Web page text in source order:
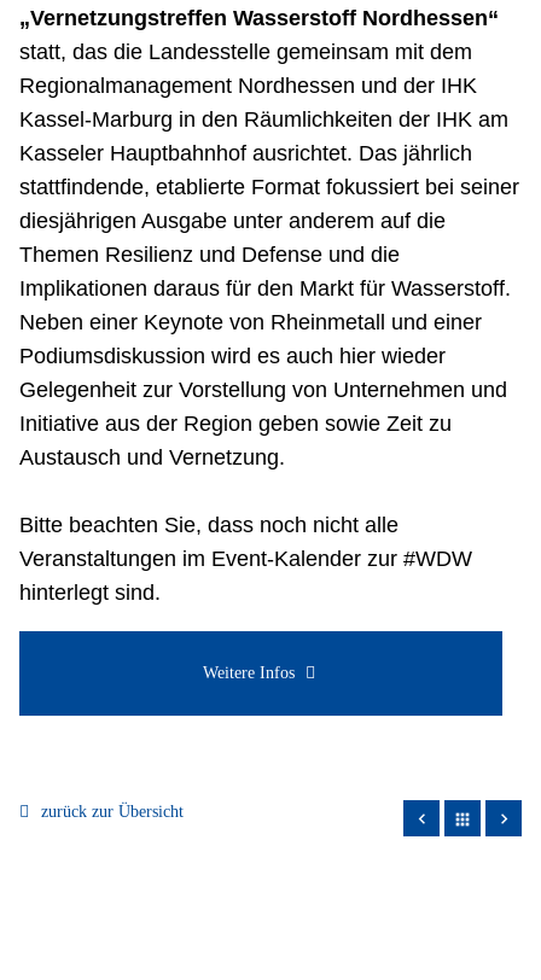
„Vernetzungstreffen Wasserstoff Nordhessen“
statt, das die Landesstelle gemeinsam mit dem
Regionalmanagement Nordhessen und der IHK
Kassel-Marburg in den Räumlichkeiten der IHK am
Kasseler Hauptbahnhof ausrichtet. Das jährlich
stattfindende, etablierte Format fokussiert bei seiner
diesjährigen Ausgabe unter anderem auf die
Themen Resilienz und Defense und die
Implikationen daraus für den Markt für Wasserstoff.
Neben einer Keynote von Rheinmetall und einer
Podiumsdiskussion wird es auch hier wieder
Gelegenheit zur Vorstellung von Unternehmen und
Initiative aus der Region geben sowie Zeit zu
Austausch und Vernetzung.
Bitte beachten Sie, dass noch nicht alle
Veranstaltungen im Event-Kalender zur #WDW
hinterlegt sind.
Weitere Infos
zurück zur Übersicht apps